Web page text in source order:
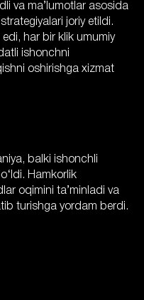
va ma’lumotlar asosida
joriy etildi.
har bir klik umumiy
ishonchni
oshirishga xizmat
balki ishonchli
Hamkorlik
oqimini ta’minladi va
turishga yordam berdi.